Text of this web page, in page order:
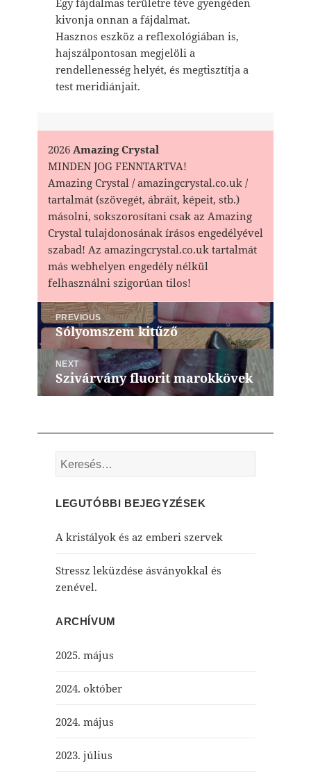
kivonja onnan a fájdalmat.
Hasznos eszköz a reflexológiában is,
hajszálpontosan megjelöli a
rendellenesség helyét, és megtisztítja a
test meridiánjait.
2026Amazing Crystal
MINDEN JOG FENNTARTVA!
Amazing Crystal / amazingcrystal.co.uk /
tartalmát (szövegét, ábráit, képeit, stb.)
másolni, sokszorosítani csak az Amazing
Crystal tulajdonosának írásos engedélyével
szabad! Az amazingcrystal.co.uk tartalmát
más webhelyen engedély nélkül
felhasználni szigorúan tilos!
Bejegyzés
navigáció
PREVIOUS
Previous
post:
Sólyomszem kitűző
NEXT
Next
post:
Szivárvány fluorit marokkövek
Keresés:
LEGUTÓBBI BEJEGYZÉSEK
A kristályok és az emberi szervek
Stressz leküzdése ásványokkal és
zenével.
ARCHÍVUM
2025. május
2024. október
2024. május
2023. július